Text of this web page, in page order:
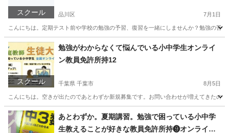
スクール 品川区 7月1日
こんにちは。定期テスト前や学校の勉強の予習、復習を一緒にしませんか？勉強の
東京 品川区 家庭教師 小学生
スクール
勉強がわからなくて悩んでいる小中学生オンライ
ン教員免許所持12
千葉県 千葉市 8月5日
こんにちは。空きが出たのであとわずか新規募集です。お問い合わせが増えてきたの
千葉 千葉市 家庭教師 算数
あとわずか。夏期講習。勉強で困っている小中学
生教えることが好きな教員免許所持❾オンライン